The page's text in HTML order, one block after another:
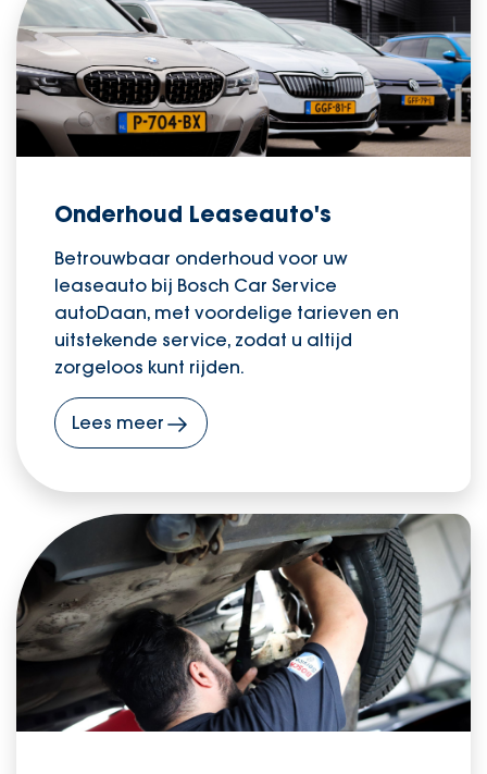
Onderhoud Leaseauto's
Betrouwbaar onderhoud voor uw
leaseauto bij Bosch Car Service
autoDaan, met voordelige tarieven en
uitstekende service, zodat u altijd
zorgeloos kunt rijden.
Lees meer